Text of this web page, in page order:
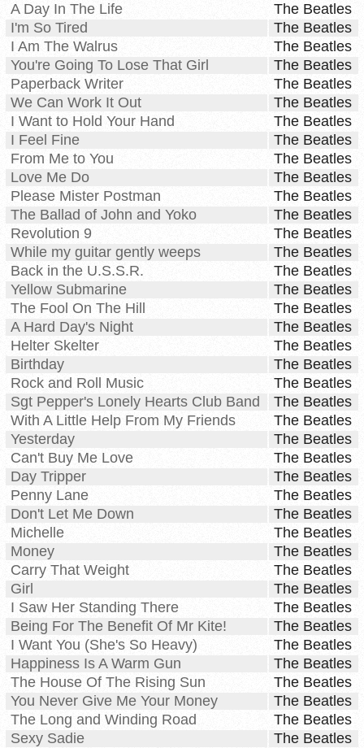
A Day In The Life
The Beatles
I'm So Tired
The Beatles
I Am The Walrus
The Beatles
You're Going To Lose That Girl
The Beatles
Paperback Writer
The Beatles
We Can Work It Out
The Beatles
I Want to Hold Your Hand
The Beatles
I Feel Fine
The Beatles
From Me to You
The Beatles
Love Me Do
The Beatles
Please Mister Postman
The Beatles
The Ballad of John and Yoko
The Beatles
Revolution 9
The Beatles
While my guitar gently weeps
The Beatles
Back in the U.S.S.R.
The Beatles
Yellow Submarine
The Beatles
The Fool On The Hill
The Beatles
A Hard Day's Night
The Beatles
Helter Skelter
The Beatles
Birthday
The Beatles
Rock and Roll Music
The Beatles
Sgt Pepper's Lonely Hearts Club Band
The Beatles
With A Little Help From My Friends
The Beatles
Yesterday
The Beatles
Can't Buy Me Love
The Beatles
Day Tripper
The Beatles
Penny Lane
The Beatles
Don't Let Me Down
The Beatles
Michelle
The Beatles
Money
The Beatles
Carry That Weight
The Beatles
Girl
The Beatles
I Saw Her Standing There
The Beatles
Being For The Benefit Of Mr Kite!
The Beatles
I Want You (She's So Heavy)
The Beatles
Happiness Is A Warm Gun
The Beatles
The House Of The Rising Sun
The Beatles
You Never Give Me Your Money
The Beatles
The Long and Winding Road
The Beatles
Sexy Sadie
The Beatles